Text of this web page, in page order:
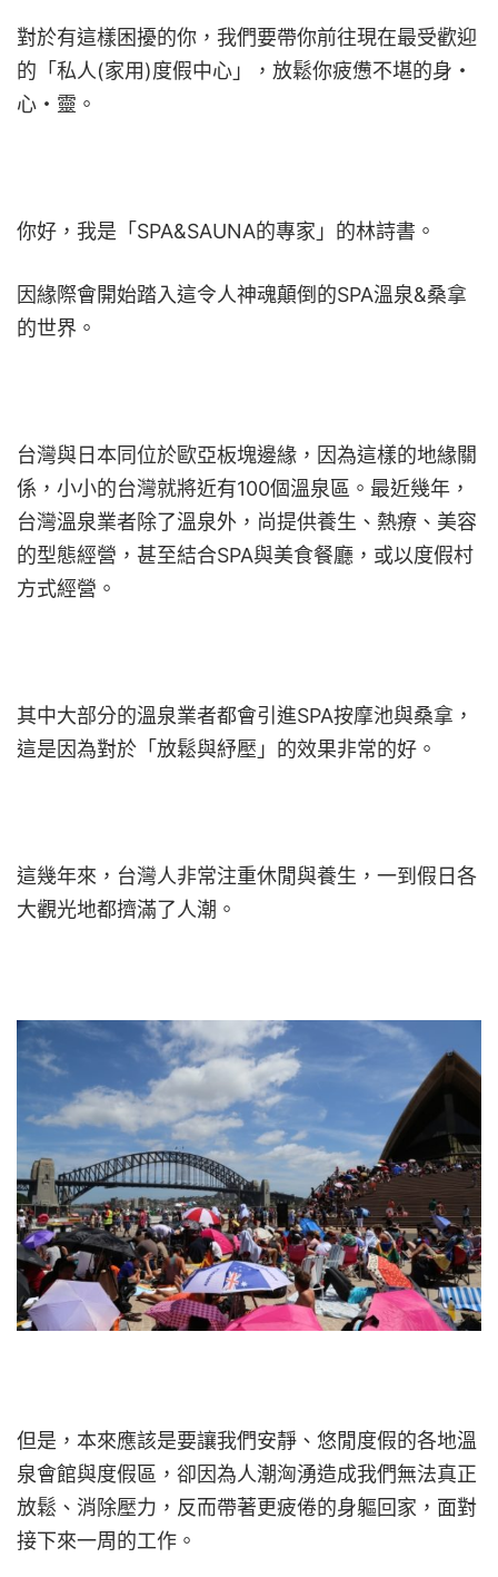
對於有這樣困擾的你，我們要帶你前往現在最受歡迎
的「私人(家用)度假中心」，放鬆你疲憊不堪的身・
心・靈。
你好，我是「SPA&SAUNA的專家」的林詩書。
因緣際會開始踏入這令人神魂顛倒的SPA溫泉&桑拿
的世界。
台灣與日本同位於歐亞板塊邊緣 ，因為這樣的地緣關
係，小小的台灣就將近有100個溫泉區。最近幾年，
台灣溫泉業者除了溫泉外，尚提供養生、熱療、美容
的型態經營，甚至結合SPA與美食餐廳，或以度假村
方式經營。
其中大部分的溫泉業者都會引進SPA按摩池與桑拿，
這是因為對於「放鬆與紓壓」的效果非常的好。
這幾年來，台灣人非常注重休閒與養生，一到假日各
大觀光地都擠滿了人潮。
但是，本來應該是要讓我們安靜、悠閒度假的各地溫
泉會館與度假區，卻因為人潮洶湧造成我們無法真正
放鬆、消除壓力，反而帶著更疲倦的身軀回家，面對
接下來一周的工作。